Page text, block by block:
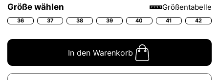
Größe wählen Größentabelle
36 37 38 39 40 41 42
In den Warenkorb